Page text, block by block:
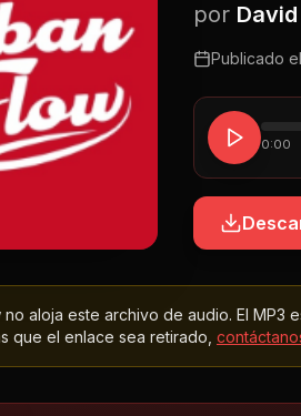
por
Publicado el
0:00
no aloja este archivo de audio. El MP3
que el enlace sea retirado,